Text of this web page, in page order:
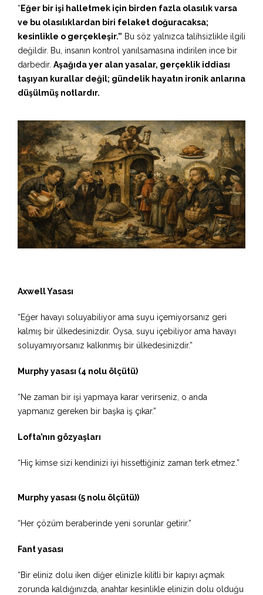
“ Eğer bir işi halletmek için birden fazla olasılık varsa
ve bu olasılıklardan biri felaket doğuracaksa;
kesinlikle o gerçekleşir.” Bu söz yalnızca talihsizlikle ilgili
değildir. Bu, insanın kontrol yanılsamasına indirilen ince bir
darbedir. Aşağıda yer alan yasalar, gerçeklik iddiası
taşıyan kurallar değil; gündelik hayatın ironik anlarına
düşülmüş notlardır.
Axwell Yasası
“Eğer havayı soluyabiliyor ama suyu içemiyorsanız geri
kalmış bir ülkedesinizdir. Oysa, suyu içebiliyor ama havayı
soluyamıyorsanız kalkınmış bir ülkedesinizdir.”
Murphy yasası (4 nolu ölçütü)
“Ne zaman bir işi yapmaya karar verirseniz, o anda
yapmanız gereken bir başka iş çıkar.”
Lofta’nın gözyaşları
“Hiç kimse sizi kendinizi iyi hissettiğiniz zaman terk etmez.”
Murphy yasası (5 nolu ölçütü))
“Her çözüm beraberinde yeni sorunlar getirir.”
Fant yasası
“Bir eliniz dolu iken diğer elinizle kilitli bir kapıyı açmak
zorunda kaldığınızda, anahtar kesinlikle elinizin dolu olduğu